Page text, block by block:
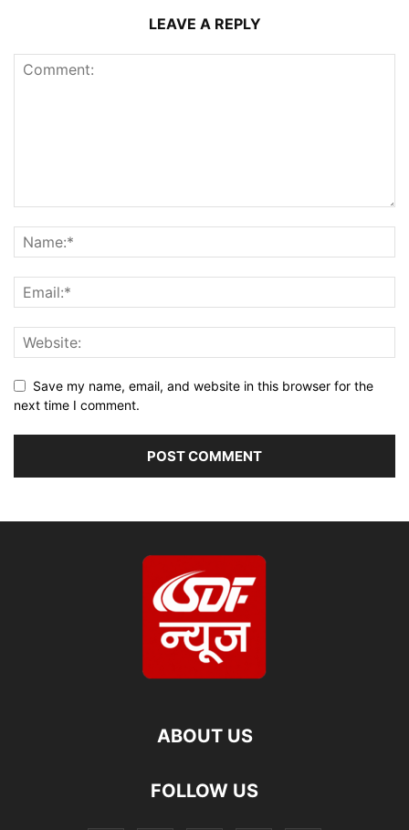
LEAVE A REPLY
Save my name, email, and website in this browser for the
next time I comment.
ABOUT US
FOLLOW US